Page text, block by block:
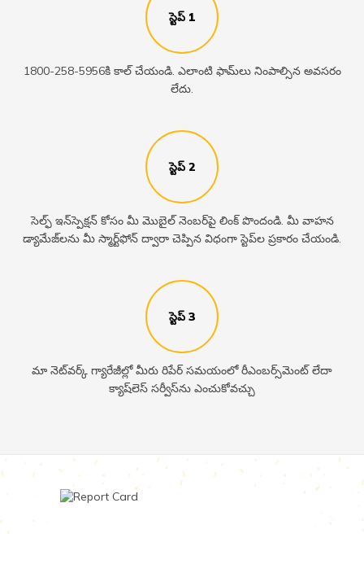
స్టెప్ 1
1800-258-5956కి కాల్ చేయండి. ఎలాంటి ఫామ్​లు నింపాల్సిన అవసరం
లేదు.
స్టెప్ 2
సెల్ఫ్ ఇన్​స్పెక్షన్ కోసం మీ మొబైల్ నెంబర్​పై లింక్ పొందండి. మీ వాహన
డ్యామేజ్​లను మీ స్మార్ట్​ఫోన్ ద్వారా చెప్పిన విధంగా స్టెప్​ల ప్రకారం చేయండి.
స్టెప్ 3
మా నెట్​వర్క్ గ్యారేజీల్లో మీరు రిపేర్ సమయంలో రీఎంబర్స్​మెంట్ లేదా
క్యాష్​లెస్ సర్వీస్​ను ఎంచుకోవచ్చు